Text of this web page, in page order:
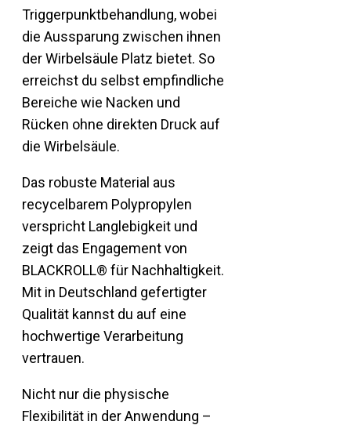
Triggerpunktbehandlung, wobei
die Aussparung zwischen ihnen
der Wirbelsäule Platz bietet. So
erreichst du selbst empfindliche
Bereiche wie Nacken und
Rücken ohne direkten Druck auf
die Wirbelsäule.
Das robuste Material aus
recycelbarem Polypropylen
verspricht Langlebigkeit und
zeigt das Engagement von
BLACKROLL® für Nachhaltigkeit.
Mit in Deutschland gefertigter
Qualität kannst du auf eine
hochwertige Verarbeitung
vertrauen.
Nicht nur die physische
Flexibilität in der Anwendung –